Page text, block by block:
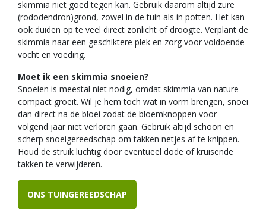
skimmia niet goed tegen kan. Gebruik daarom altijd zure
(rododendron)grond, zowel in de tuin als in potten. Het kan
ook duiden op te veel direct zonlicht of droogte. Verplant de
skimmia naar een geschiktere plek en zorg voor voldoende
vocht en voeding.
Moet ik een skimmia snoeien?
Snoeien is meestal niet nodig, omdat skimmia van nature
compact groeit. Wil je hem toch wat in vorm brengen, snoei
dan direct na de bloei zodat de bloemknoppen voor
volgend jaar niet verloren gaan. Gebruik altijd schoon en
scherp snoeigereedschap om takken netjes af te knippen.
Houd de struik luchtig door eventueel dode of kruisende
takken te verwijderen.
ONS TUINGEREEDSCHAP